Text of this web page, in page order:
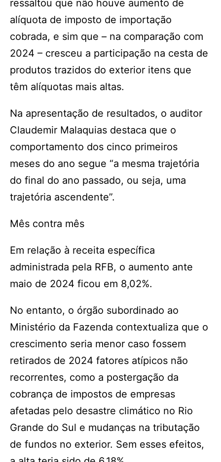
ressaltou que não houve aumento de
alíquota de imposto de importação
cobrada, e sim que – na comparação com
2024 – cresceu a participação na cesta de
produtos trazidos do exterior itens que
têm alíquotas mais altas.
Na apresentação de resultados, o auditor
Claudemir Malaquias destaca que o
comportamento dos cinco primeiros
meses do ano segue “a mesma trajetória
do final do ano passado, ou seja, uma
trajetória ascendente”.
Mês contra mês
Em relação à receita específica
administrada pela RFB, o aumento ante
maio de 2024 ficou em 8,02%.
No entanto, o órgão subordinado ao
Ministério da Fazenda contextualiza que o
crescimento seria menor caso fossem
retirados de 2024 fatores atípicos não
recorrentes, como a postergação da
cobrança de impostos de empresas
afetadas pelo desastre climático no Rio
Grande do Sul e mudanças na tributação
de fundos no exterior. Sem esses efeitos,